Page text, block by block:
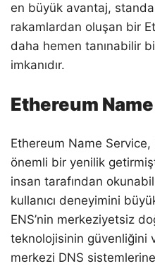
en büyük avantaj,
rakamlardan oluşan bir
daha hemen tanınabilir
imkanıdır.
Ethereum
Ethereum Name
önemli bir yenilik
insan tarafından
kullanıcı deneyimini
ENS’nin merkeziyetsiz
teknolojisinin güvenliğini
merkezi DNS